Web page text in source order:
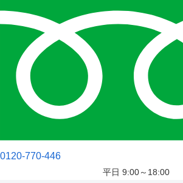
0120-770-446
平日 9:00～18:00